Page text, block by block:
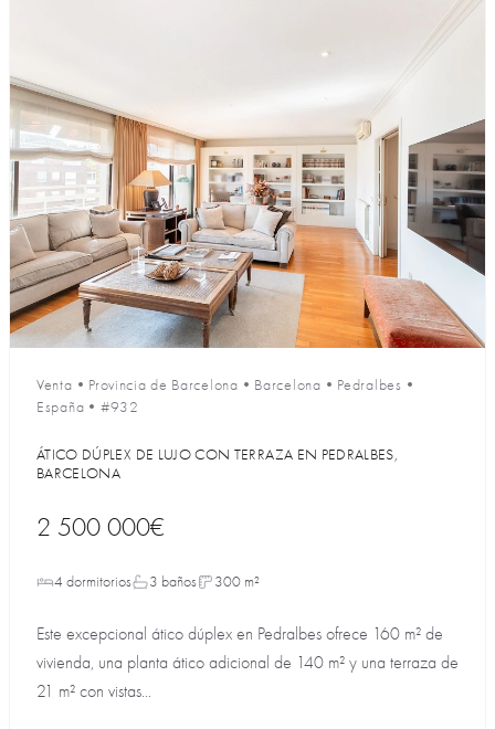
Venta • Provincia de Barcelona • Barcelona • Pedralbes •
España • #932
ÁTICO DÚPLEX DE LUJO CON TERRAZA EN PEDRALBES,
BARCELONA
2 500 000€
4 dormitorios 3 baños 300 m²
Este excepcional ático dúplex en Pedralbes ofrece 160 m² de
vivienda, una planta ático adicional de 140 m² y una terraza de
21 m² con vistas...